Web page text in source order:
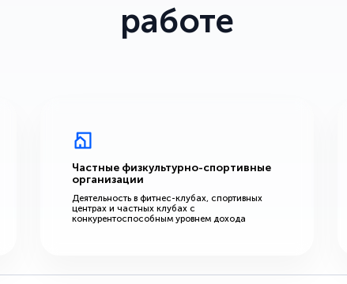
работе
Частные физкультурно-спортивные
организации
Деятельность в фитнес-клубах, спортивных
центрах и частных клубах с
конкурентоспособным уровнем дохода